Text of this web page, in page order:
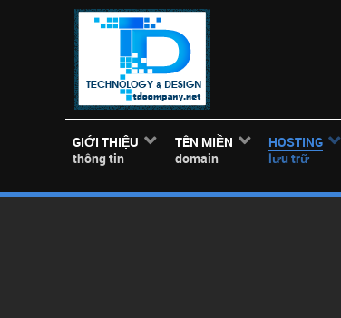
GIỚI THIỆU
thông tin
TÊN MIỀN
domain
HOSTING
lưu trữ